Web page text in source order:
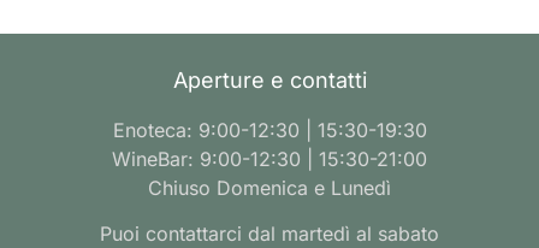
Aperture e contatti
Enoteca: 9:00-12:30 | 15:30-19:30
WineBar: 9:00-12:30 | 15:30-21:00
Chiuso Domenica e Lunedì
Puoi contattarci dal martedì al sabato